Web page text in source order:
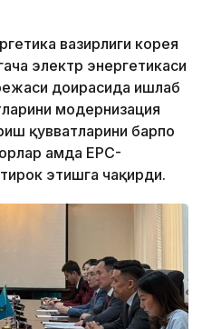
вазирлиги корея
электр энергетикаси
доирасида ишлаб
модернизация
қувватларини барпо
ҳамда EPC-
этишга чақирди.